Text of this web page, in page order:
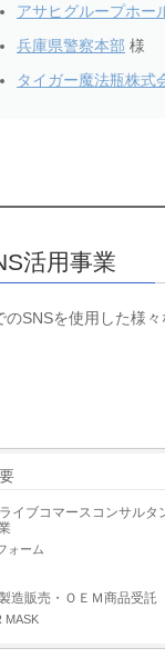
アサヒグループホー
兵庫県警察本部 様
タイガー魔法瓶株式
活用事業
のSNSを使用した様
イブコマースコンサルタ
ォーム
造販売・ＯＥＭ商品受託
MASK